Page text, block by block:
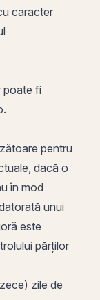
caracter
poate fi
pentru
dacă o
în mod
unui
este
părților
zile de